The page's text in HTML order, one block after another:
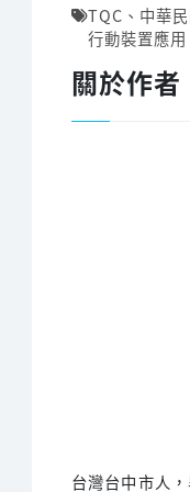
TQC 、 中華
行動裝置應用
關於作者
台灣台中市人